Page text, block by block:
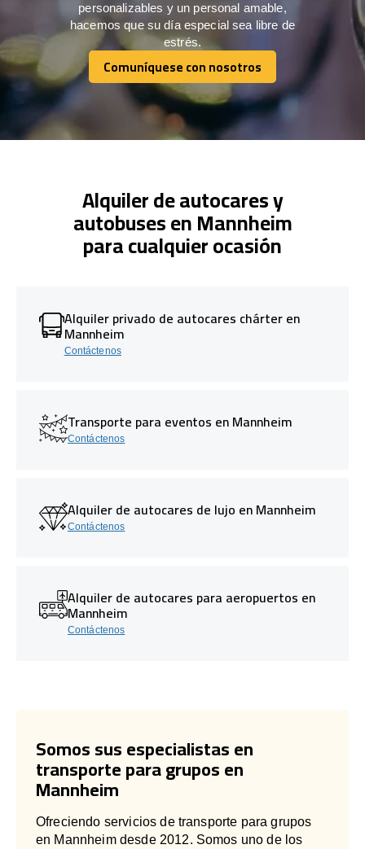
personalizables y un personal amable,
hacemos que su día especial sea libre de
estrés.
Comuníquese con nosotros
Comuníquese con nosotros
Alquiler de autocares y
autobuses en Mannheim
para cualquier ocasión
Alquiler privado de autocares chárter en
Mannheim
Contáctenos
Transporte para eventos en Mannheim
Contáctenos
Alquiler de autocares de lujo en Mannheim
Contáctenos
Alquiler de autocares para aeropuertos en
Mannheim
Contáctenos
Somos sus especialistas en
transporte para grupos en
Mannheim
Ofreciendo servicios de transporte para grupos
en Mannheim desde 2012. Somos uno de los